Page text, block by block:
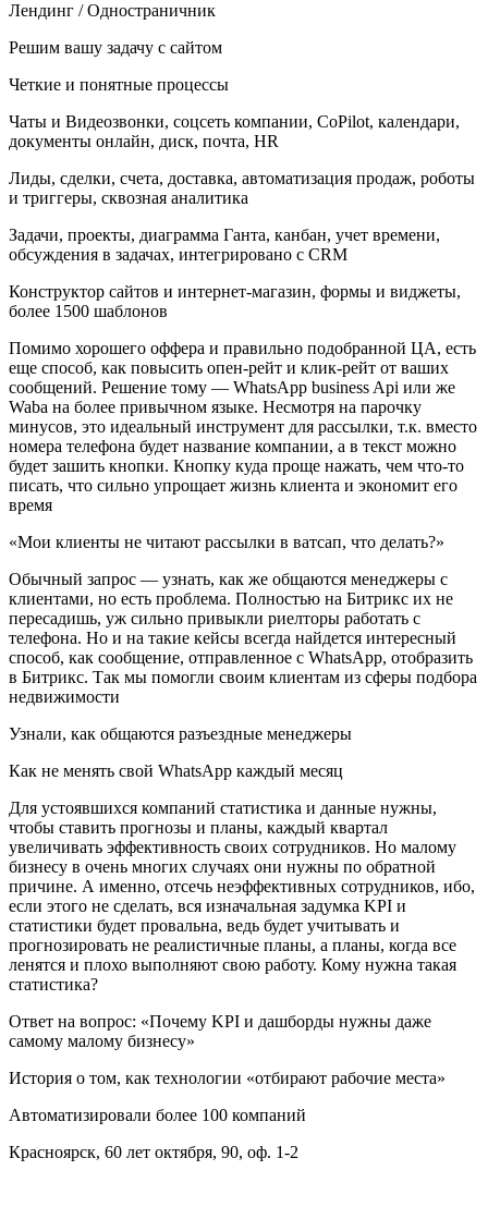
Лендинг / Одностраничник
Решим вашу задачу с сайтом
Четкие и понятные процессы
Чаты и Видеозвонки, соцсеть компании, CoРilot, календари,
документы онлайн, диск, почта, HR
Лиды, сделки, счета, доставка, автоматизация продаж, роботы
и триггеры, сквозная аналитика
Задачи, проекты, диаграмма Ганта, канбан, учет времени,
обсуждения в задачах, интегрировано с CRM
Конструктор сайтов и интернет-магазин, формы и виджеты,
более 1500 шаблонов
Помимо хорошего оффера и правильно подобранной ЦА, есть
еще способ, как повысить опен-рейт и клик-рейт от ваших
сообщений. Решение тому — WhatsApp business Api или же
Waba на более привычном языке. Несмотря на парочку
минусов, это идеальный инструмент для рассылки, т.к. вместо
номера телефона будет название компании, а в текст можно
будет зашить кнопки. Кнопку куда проще нажать, чем что-то
писать, что сильно упрощает жизнь клиента и экономит его
время
«Мои клиенты не читают рассылки в ватсап, что делать?»
Обычный запрос — узнать, как же общаются менеджеры с
клиентами, но есть проблема. Полностью на Битрикс их не
пересадишь, уж сильно привыкли риелторы работать с
телефона. Но и на такие кейсы всегда найдется интересный
способ, как сообщение, отправленное с WhatsApp, отобразить
в Битрикс. Так мы помогли своим клиентам из сферы подбора
недвижимости
Узнали, как общаются разъездные менеджеры
Как не менять свой WhatsApp каждый месяц
Для устоявшихся компаний статистика и данные нужны,
чтобы ставить прогнозы и планы, каждый квартал
увеличивать эффективность своих сотрудников. Но малому
бизнесу в очень многих случаях они нужны по обратной
причине. А именно, отсечь неэффективных сотрудников, ибо,
если этого не сделать, вся изначальная задумка KPI и
статистики будет провальна, ведь будет учитывать и
прогнозировать не реалистичные планы, а планы, когда все
ленятся и плохо выполняют свою работу. Кому нужна такая
статистика?
Ответ на вопрос: «Почему KPI и дашборды нужны даже
самому малому бизнесу»
История о том, как технологии «отбирают рабочие места»
Автоматизировали более 100 компаний
Красноярск, 60 лет октября, 90, оф. 1-2